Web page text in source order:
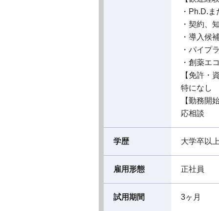
・Ph.D.
・契約、
・導入候
・パイプ
・創薬エ
【免許・
特になし
【勤務開
応相談
学歴 大学卒以
雇用形態 正社員
試用期間 3ヶ月